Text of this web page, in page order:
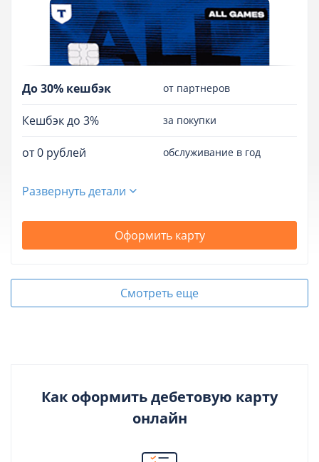
До 30% кешбэк от партнеров
Кешбэк до 3% за покупки
от 0 рублей обслуживание в год
Развернуть детали
Оформить карту
Смотреть еще
Как оформить дебетовую карту
онлайн